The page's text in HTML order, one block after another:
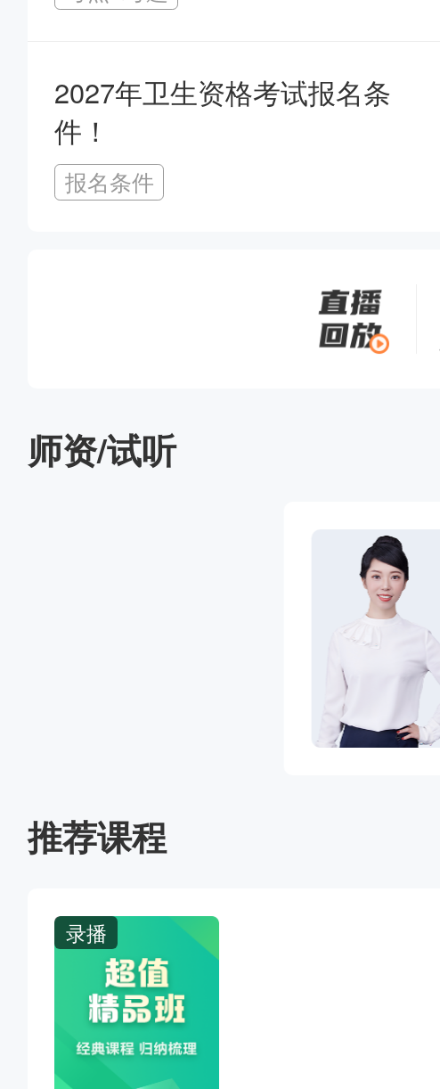
2027年卫生资格考试报名条
件！
报名条件
师资/试听
推荐课程
录播